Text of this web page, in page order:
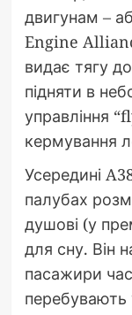
двигунам –
Engine
видає тягу
підняти в
управління
кермування
Усередині
палубах
душові (у
для сну. Він
пасажири
перебувають